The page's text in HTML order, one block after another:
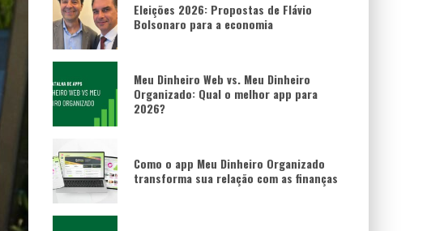
Eleições 2026: Propostas de Flávio
Bolsonaro para a economia
Meu Dinheiro Web vs. Meu Dinheiro
Organizado: Qual o melhor app para
2026?
Como o app Meu Dinheiro Organizado
transforma sua relação com as finanças